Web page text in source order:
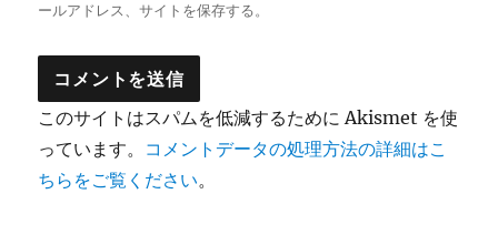
ールアドレス、サイトを保存する。
このサイトはスパムを低減するために Akismet を使
っています。 コメントデータの処理方法の詳細はこ
ちらをご覧ください。